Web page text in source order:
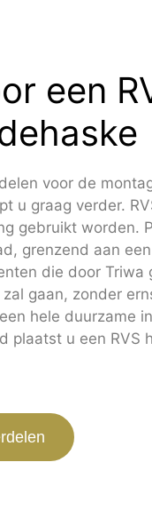
een
voor de
u graag verder.
gebruikt worden.
grenzend aan
die door Triwa
gaan, zonder
hele duurzame
plaatst u een RVS